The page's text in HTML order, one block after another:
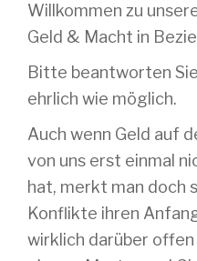
Willkommen zu
Geld & Macht in
Bitte beantworten
ehrlich wie möglich.
Auch wenn Geld auf
von uns erst einmal
hat, merkt man doch
Konflikte ihren
wirklich darüber offen